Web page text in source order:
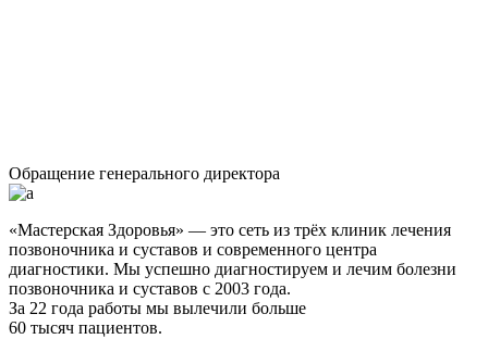
Обращение генерального директора
«Мастерская Здоровья» — это сеть из трёх клиник лечения
позвоночника и суставов и современного центра
диагностики. Мы успешно диагностируем и лечим болезни
позвоночника и суставов с 2003 года.
За 22 года работы мы вылечили больше
60 тысяч пациентов.